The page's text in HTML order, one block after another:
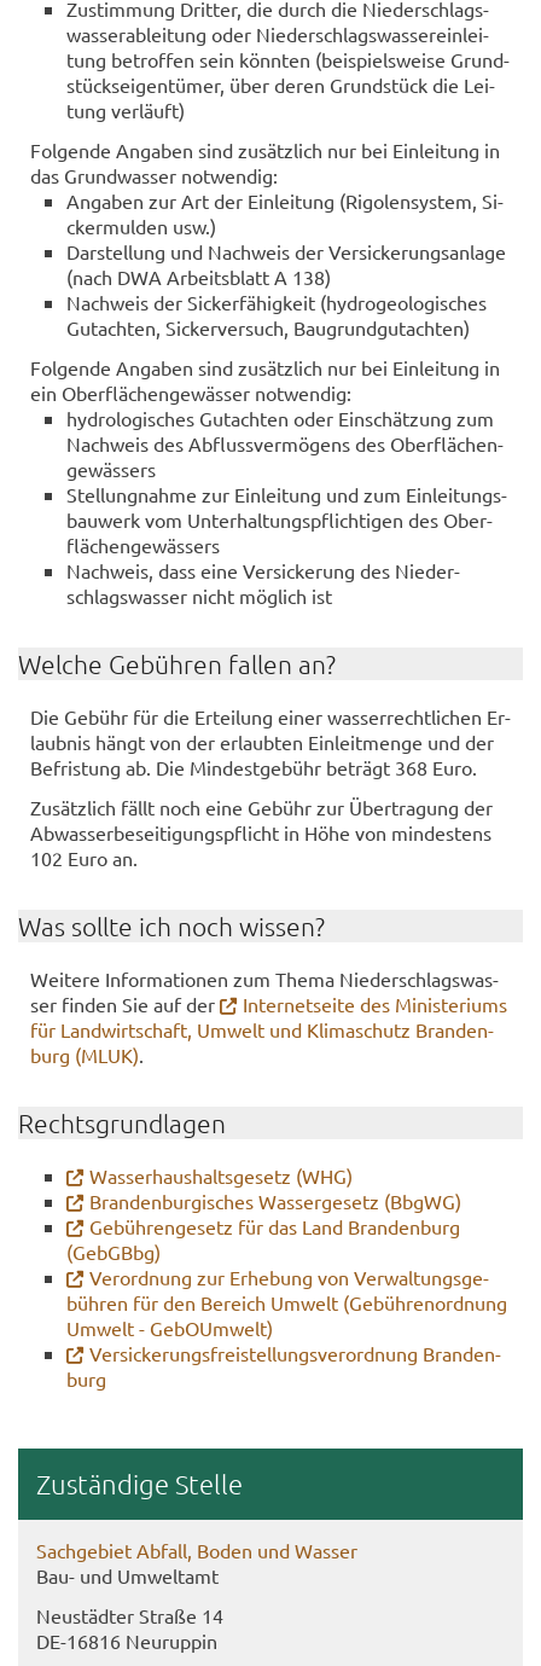
Zu­stim­mung Drit­ter, die durch die Nie­der­schlags­
was­ser­ab­lei­tung oder Nie­der­schlags­was­ser­ein­lei­
tung be­trof­fen sein könn­ten (bei­spiels­wei­se Grund­
stücks­ei­gen­tü­mer, über deren Grund­stück die Lei­
tung ver­läuft)
Fol­gen­de An­ga­ben sind zu­sätz­lich nur bei Ein­lei­tung in
das Grund­was­ser not­wen­dig:
An­ga­ben zur Art der Ein­lei­tung (Ri­go­len­sys­tem, Si­
cker­mul­den usw.)
Dar­stel­lung und Nach­weis der Ver­si­cke­rungs­an­la­ge
(nach DWA Ar­beits­blatt A 138)
Nach­weis der Si­cker­fä­hig­keit (hy­dro­geo­lo­gi­sches
Gut­ach­ten, Si­cker­ver­such, Bau­grund­gut­ach­ten)
Fol­gen­de An­ga­ben sind zu­sätz­lich nur bei Ein­lei­tung in
ein Ober­flä­chen­ge­wäs­ser not­wen­dig:
hy­dro­lo­gi­sches Gut­ach­ten oder Ein­schät­zung zum
Nach­weis des Ab­fluss­ver­mö­gens des Ober­flä­chen­
ge­wäs­sers
Stel­lung­nah­me zur Ein­lei­tung und zum Ein­lei­tungs­
bau­werk vom Un­ter­hal­tungs­pflich­ti­gen des Ober­
flä­chen­ge­wäs­sers
Nach­weis, dass eine Ver­si­cke­rung des Nie­der­
schlags­was­ser nicht mög­lich ist
Wel­che Ge­büh­ren fal­len an?
Die Ge­bühr für die Er­tei­lung einer was­ser­recht­li­chen Er­
laub­nis hängt von der er­laub­ten Ein­leit­men­ge und der
Be­fris­tung ab. Die Min­dest­ge­bühr be­trägt 368 Euro.
Zu­sätz­lich fällt noch eine Ge­bühr zur Über­tra­gung der
Ab­was­ser­be­sei­ti­gungs­pflicht in Höhe von min­des­tens
102 Euro an.
Was soll­te ich noch wis­sen?
Wei­te­re In­for­ma­tio­nen zum Thema Nie­der­schlags­was­
ser fin­den Sie auf der
In­ter­net­sei­te des Mi­nis­te­ri­ums
für Land­wirt­schaft, Um­welt und Kli­ma­schutz Bran­den­
burg (MLUK).
Rechts­grund­la­gen
Was­ser­haus­halts­ge­setz (WHG)
Bran­den­bur­gi­sches Was­ser­ge­setz (BbgWG)
Ge­büh­ren­ge­setz für das Land Bran­den­burg
(GebGBbg)
Ver­ord­nung zur Er­he­bung von Ver­wal­tungs­ge­
büh­ren für den Be­reich Um­welt (Ge­büh­ren­ord­nung
Um­welt - Ge­bO­Um­welt)
Ver­si­cke­rungs­frei­stel­lungs­ver­ord­nung Bran­den­
burg
Zu­stän­di­ge Stel­le
Sach­ge­biet Ab­fall, Boden und Was­ser
Bau- und Um­welt­amt
Neu­städ­ter Stra­ße 14
DE-​16816 Neu­rup­pin